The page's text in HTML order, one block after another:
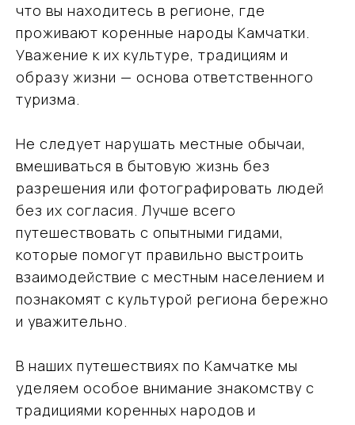
что вы находитесь в регионе, где
проживают коренные народы Камчатки.
Уважение к их культуре, традициям и
образу жизни — основа ответственного
туризма.
Не следует нарушать местные обычаи,
вмешиваться в бытовую жизнь без
разрешения или фотографировать людей
без их согласия. Лучше всего
путешествовать с опытными гидами,
которые помогут правильно выстроить
взаимодействие с местным населением и
познакомят с культурой региона бережно
и уважительно.
В наших путешествиях по Камчатке мы
уделяем особое внимание знакомству с
традициями коренных народов и